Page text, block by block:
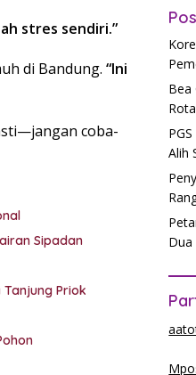
stres sendiri.”
di Bandung. “Ini
coba-
Sipadan
Priok
Bea
Alih
Dua